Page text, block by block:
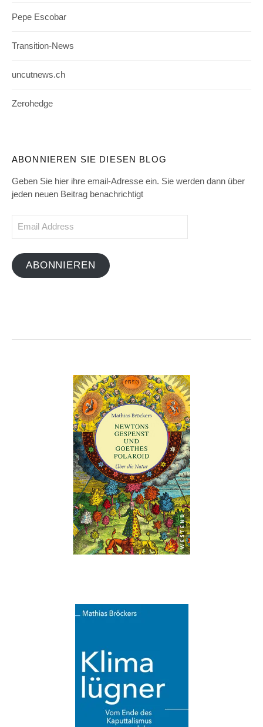
Pepe Escobar
Transition-News
uncutnews.ch
Zerohedge
ABONNIEREN SIE DIESEN BLOG
Geben Sie hier ihre email-Adresse ein. Sie werden dann über
jeden neuen Beitrag benachrichtigt
ABONNIEREN